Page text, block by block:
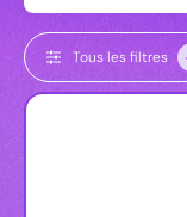
Tous les filtres